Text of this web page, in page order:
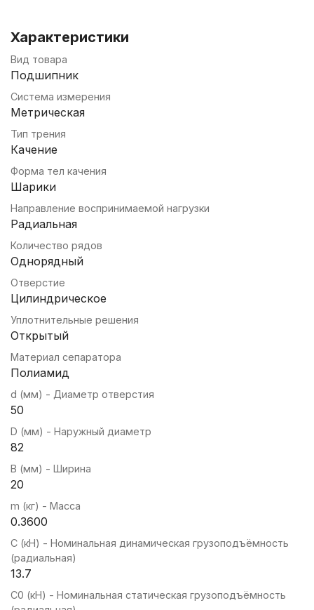
Характеристики
Вид товара
Подшипник
Система измерения
Метрическая
Тип трения
Качение
Форма тел качения
Шарики
Направление воспринимаемой нагрузки
Радиальная
Количество рядов
Однорядный
Отверстие
Цилиндрическое
Уплотнительные решения
Открытый
Материал сепаратора
Полиамид
d (мм) - Диаметр отверстия
50
D (мм) - Наружный диаметр
82
B (мм) - Ширина
20
m (кг) - Масса
0.3600
C (кН) - Номинальная динамическая грузоподъёмность
(радиальная)
13.7
C0 (кН) - Номинальная статическая грузоподъёмность